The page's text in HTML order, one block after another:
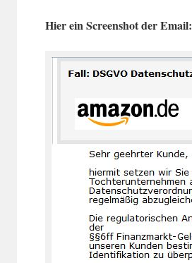
Hier ein Screenshot der Email: